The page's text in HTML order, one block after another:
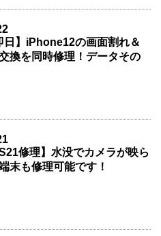
日】iPhone12の画面割れ＆
換を同時修理！データその
修理】水没でカメラが映ら
末も修理可能です！